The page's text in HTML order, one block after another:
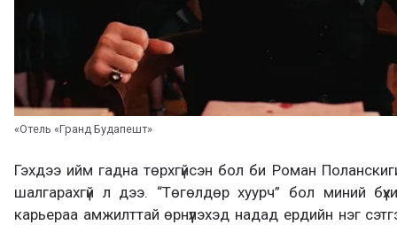
«Отель «Гранд Будапешт»
Гэхдээ ийм гадна төрхгүйсэн бол би Роман
шалгарахгүй л дээ. “Төгөлдөр хуурч” бол миний
карьераа амжилттай өрнүүлэхэд надад ердийн нэг